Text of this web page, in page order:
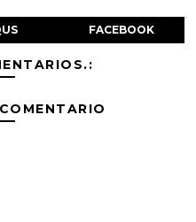
FACEBOOK